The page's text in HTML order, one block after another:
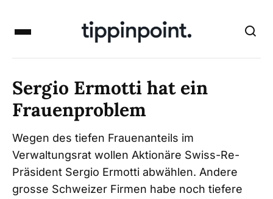
Sergio Ermotti hat ein
Frauenproblem
Wegen des tiefen Frauenanteils im
Verwaltungsrat wollen Aktionäre Swiss-Re-
Präsident Sergio Ermotti abwählen. Andere
grosse Schweizer Firmen habe noch tiefere